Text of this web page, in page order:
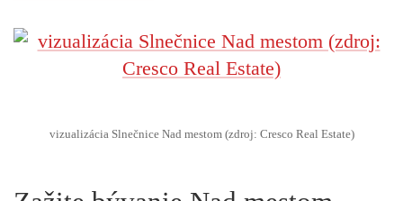
vizualizácia Slnečnice Nad mestom (zdroj: Cresco Real Estate)